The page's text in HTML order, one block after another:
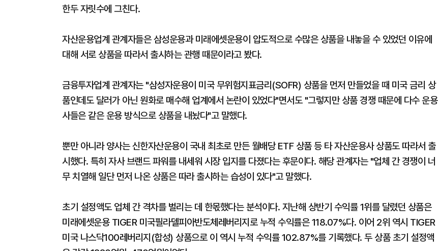
한두 자릿수에 그친다.
자산운용업계 관계자들은 삼성운용과 미래에셋운용이 압도적으로 수많은 상품을 내놓을 수 있었던 이유에
대해 서로 상품을 따라서 출시하는 관행 때문이라고 봤다.
금융투자업계 관계자는 "삼성자운용이 미국 무위험지표금리(SOFR) 상품을 먼저 만들었을 때 미국 금리 상
품인데도 달러가 아닌 원화로 매수해 업계에서 논란이 있었다"면서도 "그렇지만 상품 경쟁 때문에 다수 운용
사들은 같은 운용 방식으로 상품을 내놨다"고 말했다.
뿐만 아니라 양사는 신한자산운용이 국내 최초로 만든 월배당 ETF 상품 등 타 자산운용사 상품도 따라서 출
시했다. 특히 자사 브랜드 파워를 내세워 시장 입지를 다졌다는 후문이다. 해당 관계자는 "업체 간 경쟁이 너
무 치열해 일단 먼저 나온 상품은 따라 출시하는 습성이 있다"고 말했다.
초기 설정액도 업체 간 격차를 벌리는 데 한몫했다는 분석이다. 지난해 상반기 수익률 1위를 달렸던 상품은
미래에셋운용 TIGER 미국필라델피아반도체레버리지로 누적 수익률은 118.07%다. 이어 2위 역시 TIGER
미국 나스닥100레버리지(합성) 상품으로 이 역시 누적 수익률 102.87%를 기록했다. 두 상품 초기 설정액